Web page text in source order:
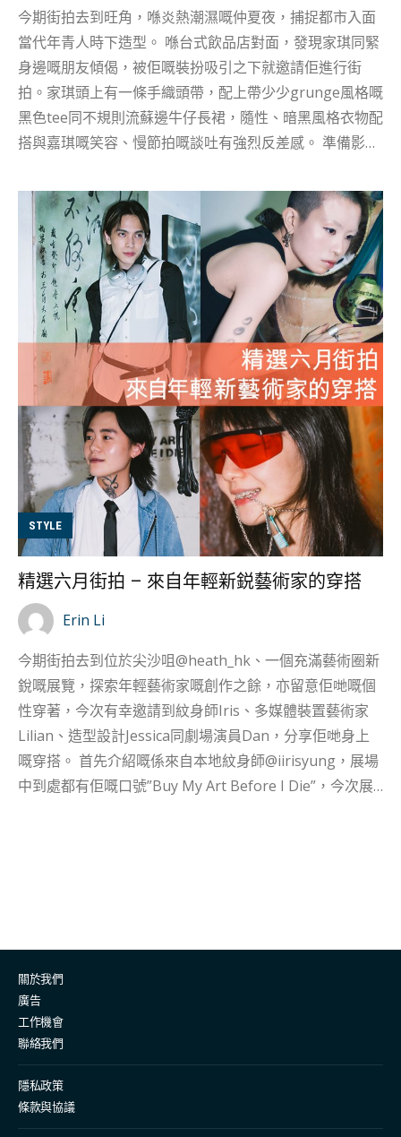
今期街拍去到旺角，喺炎熱潮濕嘅仲夏夜，捕捉都市入面
當代年青人時下造型。 喺台式飲品店對面，發現家琪同緊
身邊嘅朋友傾偈，被佢嘅裝扮吸引之下就邀請佢進行街
拍。家琪頭上有一條手織頭帶，配上帶少少grunge風格嘅
黑色tee同不規則流蘇邊牛仔長裙，隨性、暗黑風格衣物配
搭與嘉琪嘅笑容、慢節拍嘅談吐有強烈反差感。 準備影相
提議用作小道具，結果亦成為小編覺得最捕捉到嘉琪個性
嘅相片。 你心目中嘅BOLD LOOK係？ 家琪
(@i.am.super.hero ) - 「揾到自己喜歡嘅風格，學習、消
化當中嘅元素，套用到自己日常打扮。」 有一種樂趣係同
知己一齊打扮行街，為大家互相挑選適合嘅衣着，即使未
有戰利品仍然覺得好滿足！而今次邀請街拍嘅對象就係拍
檔行街嘅Sammi同楚渝。 Sammi染咗一頭齊陰及肩公主切
紅髮，橙紅色無袖上衣以及豹紋短裙，配搭紅黑相間長襪
搭配毛毛襪套，飾品方面加上袖套同頸圈，並以厚底鞋作
結。 而楚渝就以水藍色作主調，頭上嘅髮帶、絲絨背心同
Lace短襪都同樣襯色，外加上毛毛手帶同皺褶襪套，亦同
樣配搭上厚底鞋。 一藍一紅嘅配搭，仿如千禧年代少女漫
畫中嘅雙子星組合，回頭率滿滿。 Inez嘅打扮以歐美復古
風打扮為主，簡約嘅黑色無袖上衣搭配牛仔低腰A字長
裙，再加上藍黑格紋背包，色系配襯得宜令整個造型更加
完滿。飾品方面，Inez選擇咗今季大熱嘅橢圓框玳瑁太陽
眼鏡以及夏天少見嘅條紋冷帽，襯落夏天服飾亦未見累
贅，而佢更透露太陽眼鏡係嚟自媽媽嘅經典收藏，街拍當
入面最鐘意嘅部份，思齊就認為係佢嘅低腰牛仔裙，因為
岩岩好可以展示佢腰間嘅紋身。 你心目中嘅BOLD LOOK
係？ Inez （@_...
STYLE
精選六月街拍 – 來自年輕新鋭藝術家的穿搭
Erin Li
今期街拍去到位於尖沙咀@heath_hk、一個充滿藝術圈新
銳嘅展覽，探索年輕藝術家嘅創作之餘，亦留意佢哋嘅個
性穿著，今次有幸邀請到紋身師Iris、多媒體裝置藝術家
Lilian、造型設計Jessica同劇場演員Dan，分享佢哋身上
嘅穿搭。 首先介紹嘅係來自本地紋身師@iirisyung，展場
中到處都有佢嘅口號”Buy My Art Before I Die”，今次展
寛鬆黑色造型，絲質襯衫配絲質紋理長褲，同時加入富工
業風嘅紅色墨鏡同自家製黑翼，絕非日常可以見到嘅造
型。佢亦都向我哋介紹佢自製嘅牙刷頸鏈，由佢嘅舊牙刷
改裝而成。 講到穿搭入面最鐘意嘅部份，喺幾樣特色單品
中，Lilian最喜歡紅色眼鏡，因為戴起嚟望世界都自帶特
效。 你心目中嘅BOLD LOOK係？ Lilian
關於我們
廣告
工作機會
聯絡我們
隱私政策
條款與協議